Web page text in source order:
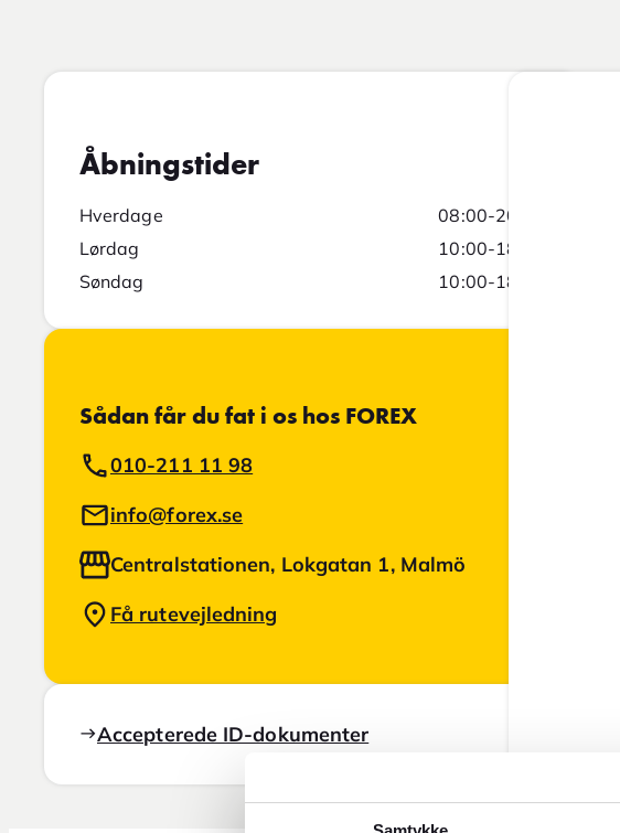
Åbningstider
Hverdage
08:00-20:00
Lørdag
10:00-18:00
Søndag
10:00-18:00
Sådan får du fat i os hos FOREX
010-211 11 98
info@forex.se
Centralstationen, Lokgatan 1, Malmö
Få rutevejledning
Accepterede ID-dokumenter